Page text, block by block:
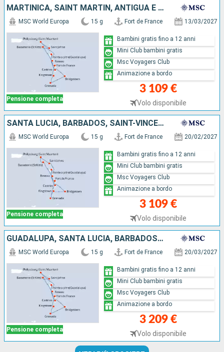
MARTINICA, SAINT MARTIN, ANTIGUA E BARBUDA, SAN CRISTOFORO E NEVIS, DOMINICA, GUADALUPA, SANTA LUCIA, BARBADOS, GRENADA, SAINT-VINCENT E LE GRENADINE
Pensione completa
MSC World Europa 15 g Fort de France 13/03/2027
3 109 €
Volo disponibile
Bambini gratis fino a 12 anni
Mini Club bambini gratis
Msc Voyagers Club
Animazione a bordo
SANTA LUCIA, BARBADOS, SAINT-VINCENT E LE GRENADINE, GRENADA, GUADALUPA, ANTIGUA E BARBUDA, SAINT MARTIN, SAN CRISTOFORO E NEVIS, DOMINICA, MARTINICA
Pensione completa
MSC World Europa 15 g Fort de France 20/02/2027
3 109 €
Volo disponibile
Bambini gratis fino a 12 anni
Mini Club bambini gratis
Msc Voyagers Club
Animazione a bordo
GUADALUPA, SANTA LUCIA, BARBADOS, GRENADA, SAINT-VINCENT E LE GRENADINE, SAINT MARTIN, ANTIGUA E BARBUDA, SAN CRISTOFORO E NEVIS, DOMINICA, MARTINICA
Pensione completa
MSC World Europa 15 g Fort de France 20/03/2027
3 209 €
Volo disponibile
Bambini gratis fino a 12 anni
Mini Club bambini gratis
Msc Voyagers Club
Animazione a bordo